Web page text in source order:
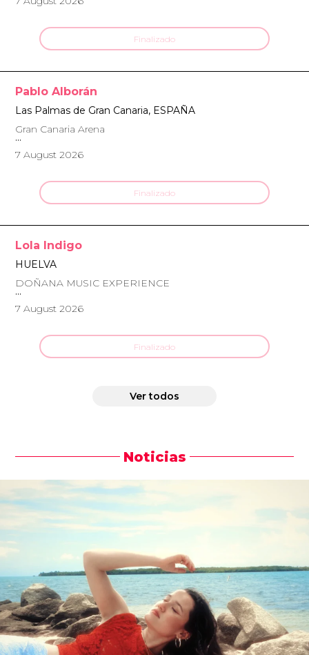
Finalizado
Pablo Alborán
Las Palmas de Gran Canaria, ESPAÑA
Gran Canaria Arena
7 August 2026
Finalizado
Lola Indigo
HUELVA
DOÑANA MUSIC EXPERIENCE
7 August 2026
Finalizado
Ver todos
Noticias